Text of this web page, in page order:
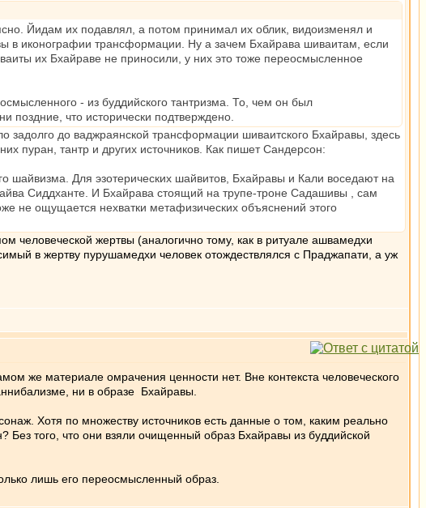
Йидам их подавлял, а потом принимал их облик, видоизменял и
в иконографии трансформации. Ну а зачем Бхайрава шиваитам, если
их Бхайраве не приносили, у них это тоже переосмысленное
- из буддийского тантризма. То, чем он был
поздние, что исторически подтверждено.
до ваджраянской трансформации шиваитского Бхайравы, здесь
пуран, тантр и других источников. Как пишет Сандерсон:
шайвизма. Для эзотерических шайвитов, Бхайравы и Кали воседают на
Сиддханте. И Бхайравa стоящий на трупе-троне Садашивы , сам
не ощущается нехватки метафизических объяснений этого
человеческой жертвы (аналогично тому, как в ритуале ашвамедхи
в жертву пурушамедхи человек отождествлялся с Праджапати, а уж
же материале омрачения ценности нет. Вне контекста человеческого
ни в образе Бхайравы.
Хотя по множеству источников есть данные о том, каким реально
Без того, что они взяли очищенный образ Бхайравы из буддийской
лишь его переосмысленный образ.